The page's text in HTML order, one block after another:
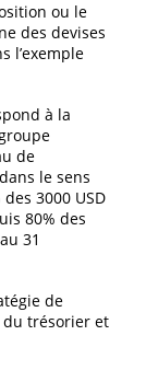
ou le
des devises
l’exemple
à la
de
le sens
3000 USD
80% des
31
de
du trésorier et